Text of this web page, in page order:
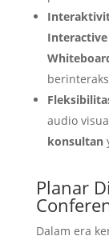
audio
konsultan
Planar
Dalam era